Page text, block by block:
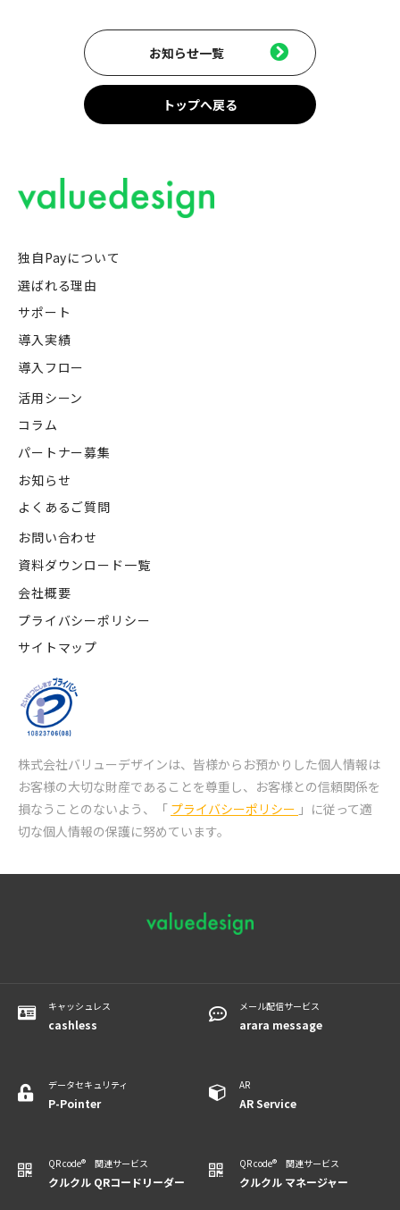
お知らせ一覧
トップへ戻る
独自Payについて
選ばれる理由
サポート
導入実績
導入フロー
活用シーン
コラム
パートナー募集
お知らせ
よくあるご質問
お問い合わせ
資料ダウンロード一覧
会社概要
プライバシーポリシー
サイトマップ
株式会社バリューデザインは、皆様からお預かりした個人情報は
お客様の大切な財産であることを尊重し、 お客様との信頼関係を
損なうことのないよう、「 プライバシーポリシー 」に従って適
切な個人情報の保護に努めています。
キャッシュレス
cashless
メール配信サービス
arara message
データセキュリティ
P-Pointer
AR
​​​​​​AR Service
QR code® 関連サービス
クルクル QRコードリーダー
QR code® 関連サービス
クルクル マネージャー